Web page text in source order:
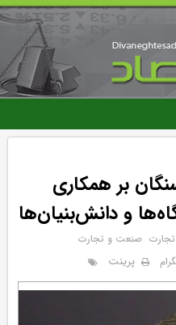
رفتن
محتوای
اصلی
بر همکاری
و دانش‌بنیان‌ها
صنعت و تجارت
پرینت